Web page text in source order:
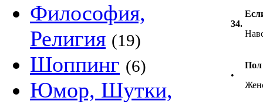
Философия,
Религия (19)
Шоппинг (6)
Юмор, Шутки,
34.
•
Пол